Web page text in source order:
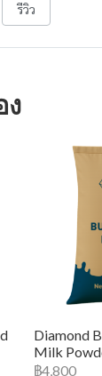
รีวิว
ง
Diamond
Milk
฿4,800